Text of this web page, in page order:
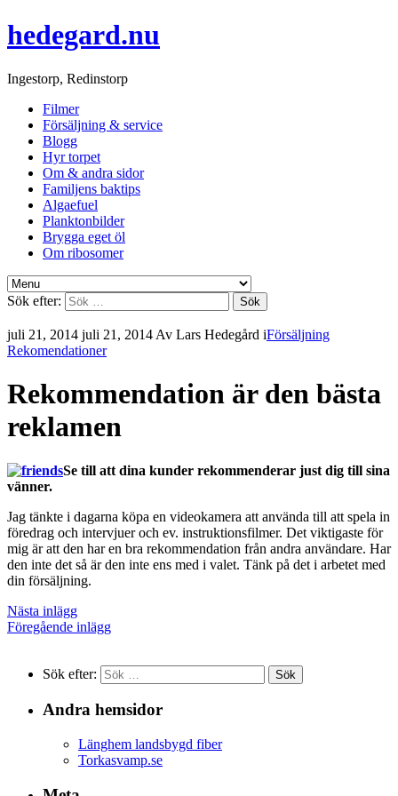
hedegard.nu
Ingestorp, Redinstorp
Filmer
Försäljning & service
Blogg
Hyr torpet
Om & andra sidor
Familjens baktips
Algaefuel
Planktonbilder
Brygga eget öl
Om ribosomer
Sök efter:
juli 21, 2014 juli 21, 2014 Av Lars Hedegård iFörsäljning
Rekomendationer
Rekommendation är den bästa
reklamen
Se till att dina kunder rekommenderar just dig till sina
vänner.
Jag tänkte i dagarna köpa en videokamera att använda till att spela in
föredrag och intervjuer och ev. instruktionsfilmer. Det viktigaste för
mig är att den har en bra rekommendation från andra användare. Har
den inte det så är den inte ens med i valet. Tänk på det i arbetet med
din försäljning.
Nästa inlägg
Föregående inlägg
Sök efter:
Andra hemsidor
Länghem landsbygd fiber
Torkasvamp.se